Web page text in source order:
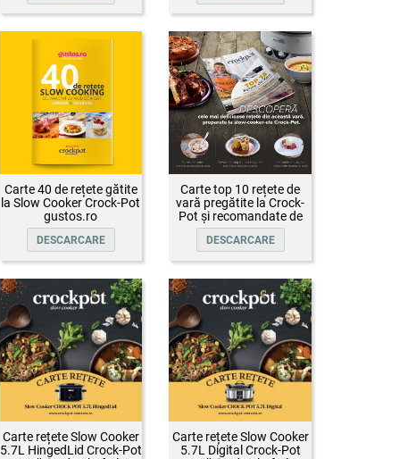
Carte 40 de rețete gătite
la Slow Cooker Crock-Pot
gustos.ro
DESCARCARE
Carte top 10 rețete de
vară pregătite la Crock-
Pot și recomandate de
Oana Țepelin
DESCARCARE
Carte rețete Slow Cooker
5.7L HingedLid Crock-Pot
Carte rețete Slow Cooker
5.7L Digital Crock-Pot